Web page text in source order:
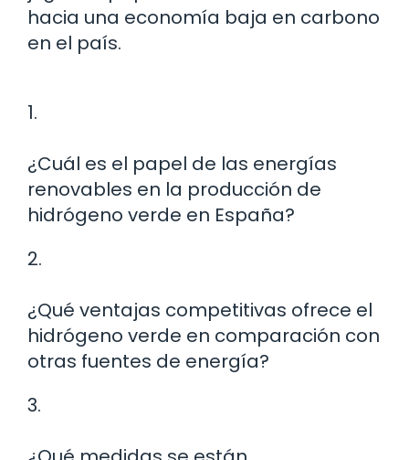
hacia una economía baja en carbono
en el país.
1.
¿Cuál es el papel de las energías
renovables en la producción de
hidrógeno verde en España?
2.
¿Qué ventajas competitivas ofrece el
hidrógeno verde en comparación con
otras fuentes de energía?
3.